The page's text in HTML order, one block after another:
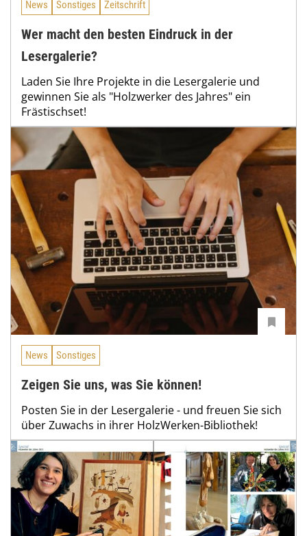
News Sonstiges Zeitschrift
Wer macht den besten Eindruck in der
Lesergalerie?
Laden Sie Ihre Projekte in die Lesergalerie und
gewinnen Sie als "Holzwerker des Jahres" ein
Frästischset!
News Sonstiges
Zeigen Sie uns, was Sie können!
Posten Sie in der Lesergalerie - und freuen Sie sich
über Zuwachs in ihrer HolzWerken-Bibliothek!